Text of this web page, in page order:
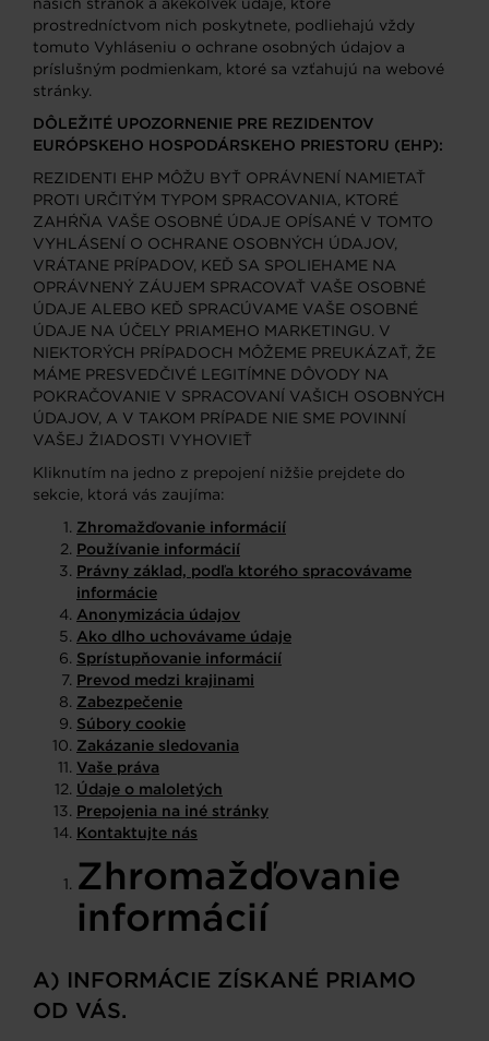
prostredníctvom nich poskytnete, podliehajú vždy
tomuto Vyhláseniu o ochrane osobných údajov a
príslušným podmienkam, ktoré sa vzťahujú na webové
stránky.
DÔLEŽITÉ UPOZORNENIE PRE REZIDENTOV
EURÓPSKEHO HOSPODÁRSKEHO PRIESTORU (EHP):
REZIDENTI EHP MÔŽU BYŤ OPRÁVNENÍ NAMIETAŤ
PROTI URČITÝM TYPOM SPRACOVANIA, KTORÉ
ZAHŔŇA VAŠE OSOBNÉ ÚDAJE OPÍSANÉ V TOMTO
VYHLÁSENÍ O OCHRANE OSOBNÝCH ÚDAJOV,
VRÁTANE PRÍPADOV, KEĎ SA SPOLIEHAME NA
OPRÁVNENÝ ZÁUJEM SPRACOVAŤ VAŠE OSOBNÉ
ÚDAJE ALEBO KEĎ SPRACÚVAME VAŠE OSOBNÉ
ÚDAJE NA ÚČELY PRIAMEHO MARKETINGU. V
NIEKTORÝCH PRÍPADOCH MÔŽEME PREUKÁZAŤ, ŽE
MÁME PRESVEDČIVÉ LEGITÍMNE DÔVODY NA
POKRAČOVANIE V SPRACOVANÍ VAŠICH OSOBNÝCH
ÚDAJOV, A V TAKOM PRÍPADE NIE SME POVINNÍ
VAŠEJ ŽIADOSTI VYHOVIEŤ
Kliknutím na jedno z prepojení nižšie prejdete do
sekcie, ktorá vás zaujíma:
Zhromažďovanie informácií
Používanie informácií
Právny základ, podľa ktorého spracovávame
informácie
Anonymizácia údajov
Ako dlho uchovávame údaje
Sprístupňovanie informácií
Prevod medzi krajinami
Zabezpečenie
Súbory cookie
Zakázanie sledovania
Vaše práva
Údaje o maloletých
Prepojenia na iné stránky
Kontaktujte nás
Zhromažďovanie
informácií
A) INFORMÁCIE ZÍSKANÉ PRIAMO
OD VÁS.